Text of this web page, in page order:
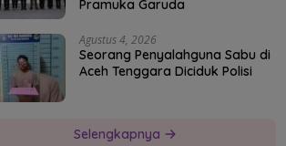
Pramuka Garuda
Agustus 4, 2026
Seorang Penyalahguna Sabu di
Aceh Tenggara Diciduk Polisi
Selengkapnya